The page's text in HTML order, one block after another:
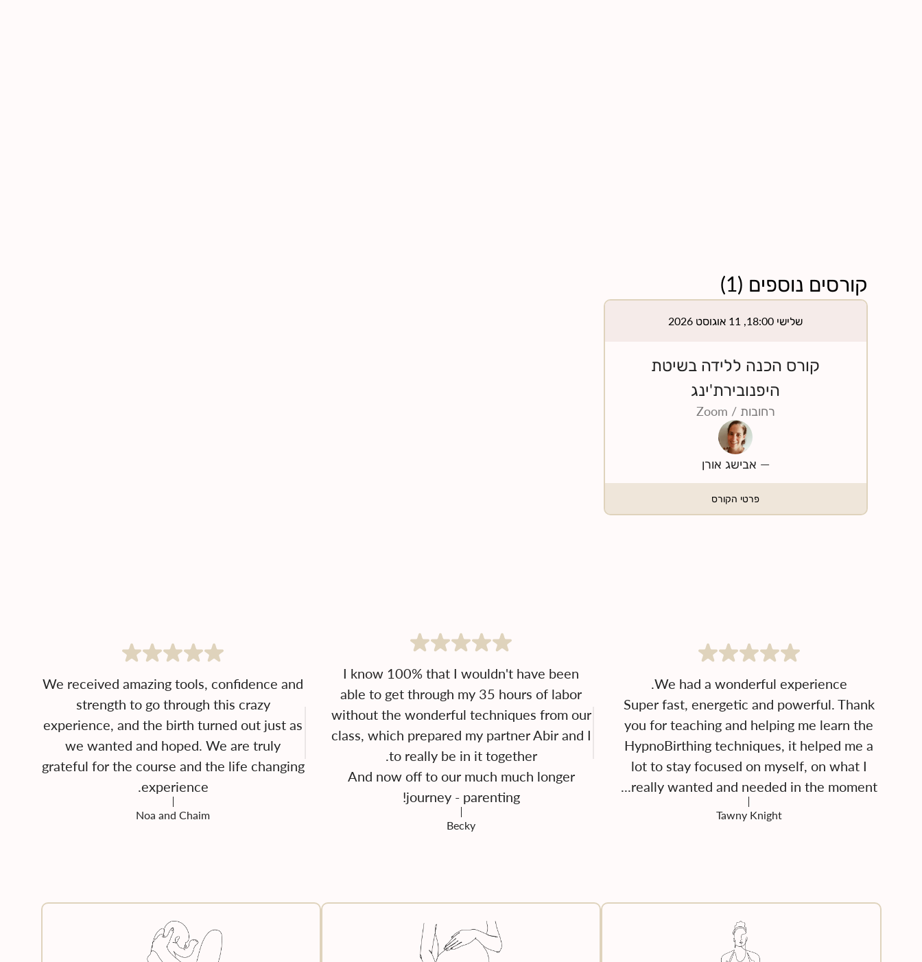
קורסים נוספים (
1
)
שלישי 18:00, 11 אוגוסט 2026
קורס הכנה ללידה בשיטת
היפנובירת'ינג
רחובות / Zoom
— אבישג אורן
פרטי הקורס
Super fast, energetic and powerful. Thank
you for teaching and helping me learn the
HypnoBirthing techniques, it helped me a
lot to stay focused on myself, on what I
really wanted and needed in the moment...
Tawny Knight
I know 100% that I wouldn't have been
able to get through my 35 hours of labor
without the wonderful techniques from our
class, which prepared my partner Abir and I
And now off to our much much longer
journey - parenting!
Becky
We received amazing tools, confidence and
strength to go through this crazy
experience, and the birth turned out just as
we wanted and hoped. We are truly
grateful for the course and the life changing
experience.
Noa and Chaim